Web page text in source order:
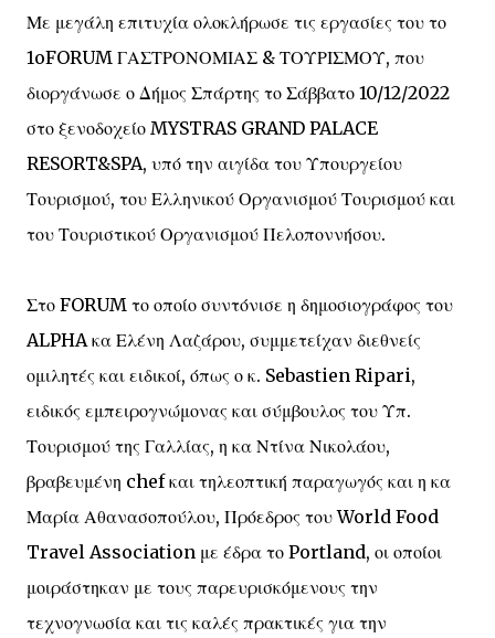
Με μεγάλη επιτυχία ολοκλήρωσε τις εργασίες του το
1oFORUM ΓΑΣΤΡΟΝΟΜΙΑΣ & ΤΟΥΡΙΣΜΟΥ, που
διοργάνωσε ο Δήμος Σπάρτης το Σάββατο 10/12/2022
στο ξενοδοχείο MYSTRAS GRAND PALACE
RESORT&SPA, υπό την αιγίδα του Υπουργείου
Τουρισμού, του Ελληνικού Οργανισμού Τουρισμού και
του Τουριστικού Οργανισμού Πελοποννήσου.
Στο FORUM το οποίο συντόνισε η δημοσιογράφος του
ALPHA κα Ελένη Λαζάρου, συμμετείχαν διεθνείς
ομιλητές και ειδικοί, όπως ο κ. Sebastien Ripari,
ειδικός εμπειρογνώμονας και σύμβουλος του Υπ.
Τουρισμού της Γαλλίας, η κα Ντίνα Νικολάου,
βραβευμένη chef και τηλεοπτική παραγωγός και η κα
Μαρία Αθανασοπούλου, Πρόεδρος του World Food
Travel Association με έδρα το Portland, οι οποίοι
μοιράστηκαν με τους παρευρισκόμενους την
τεχνογνωσία και τις καλές πρακτικές για την